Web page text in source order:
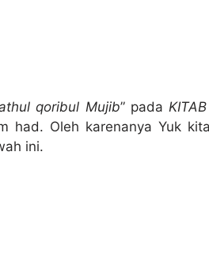
qoribul Mujib” pada
had. Oleh karenanya Yuk
ini.